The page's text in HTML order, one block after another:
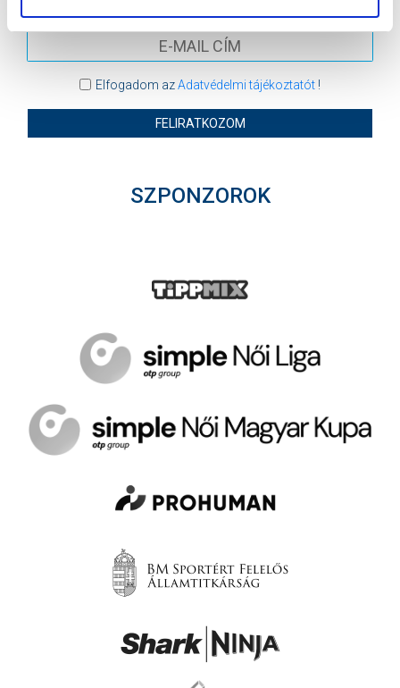
Elfogadom azAdatvédelmi tájékoztatót!
FELIRATKOZOM
SZPONZOROK